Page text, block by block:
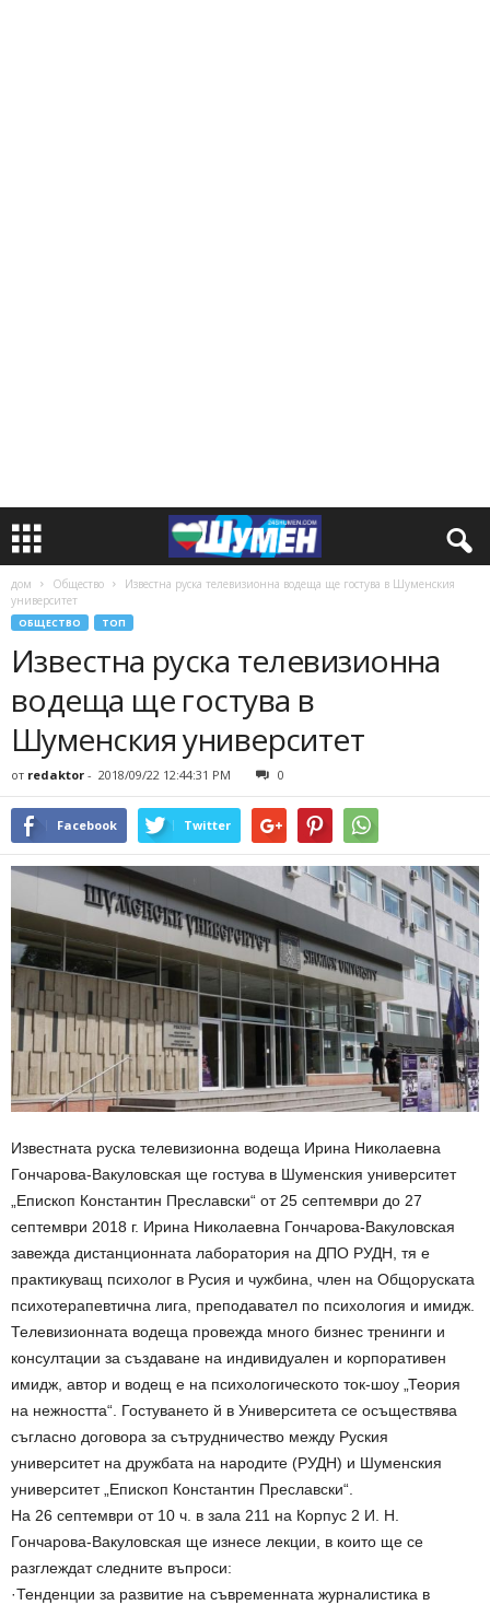
дом Общество
Известна руска телевизионна водеща ще гостува в Шуменския
университет
ОБЩЕСТВО ТОП
Известна руска телевизионна
водеща ще гостува в
Шуменския университет
от redaktor - 2018/09/22 12:44:31 PM 0
Facebook Twitter
Известната руска телевизионна водеща Ирина Николаевна
Гончарова-Вакуловская ще гостува в Шуменския университет
„Епископ Константин Преславски“ от 25 септември до 27
септември 2018 г. Ирина Николаевна Гончарова-Вакуловская
завежда дистанционната лаборатория на ДПО РУДН, тя е
практикуващ психолог в Русия и чужбина, член на Общоруската
психотерапевтична лига, преподавател по психология и имидж.
Телевизионната водеща провежда много бизнес тренинги и
консултации за създаване на индивидуален и корпоративен
имидж, автор и водещ е на психологическото ток-шоу „Теория
на нежността“. Гостуването й в Университета се осъществява
съгласно договора за сътрудничество между Руския
университет на дружбата на народите (РУДН) и Шуменския
университет „Епископ Константин Преславски“.
На 26 септември от 10 ч. в зала 211 на Корпус 2 И. Н.
Гончарова-Вакуловская ще изнесе лекции, в които ще се
разглеждат следните въпроси:
·Тенденции за развитие на съвременната журналистика в